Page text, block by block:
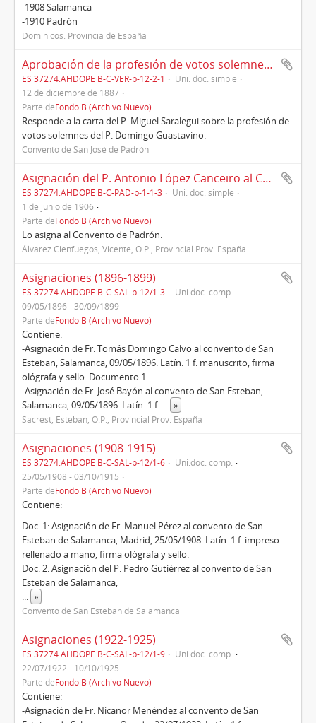
-1908 Salamanca
-1910 Padrón
Dominicos. Provincia de España
Aprobación de la profesión de votos solemnes del P. Domingo Guastavino, 12/12/1887
ES 37274.AHDOPE B-C-VER-b-12-2-1
Uni. doc. simple
12 de diciembre de 1887
Parte deFondo B (Archivo Nuevo)
Responde a la carta del P. Miguel Saralegui sobre la profesión de
votos solemnes del P. Domingo Guastavino.
Convento de San José de Padrón
Asignación del P. Antonio López Canceiro al Convento de San José de Padrón por el P. Provincial Vicente A. Cienfuegos (1906)
ES 37274.AHDOPE B-C-PAD-b-1-1-3
Uni. doc. simple
1 de junio de 1906
Parte deFondo B (Archivo Nuevo)
Lo asigna al Convento de Padrón.
Álvarez Cienfuegos, Vicente, O.P., Provincial Prov. España
Asignaciones (1896-1899)
ES 37274.AHDOPE B-C-SAL-b-12/1-3
Uni.doc. comp.
09/05/1896 - 30/09/1899
Parte deFondo B (Archivo Nuevo)
Contiene:
-Asignación de Fr. Tomás Domingo Calvo al convento de San
Esteban, Salamanca, 09/05/1896. Latín. 1 f. manuscrito, firma
ológrafa y sello. Documento 1.
-Asignación de Fr. José Bayón al convento de San Esteban,
Salamanca, 09/05/1896. Latín. 1 f. ... »
Sacrest, Esteban, O.P., Provincial Prov. España
Asignaciones (1908-1915)
ES 37274.AHDOPE B-C-SAL-b-12/1-6
Uni.doc. comp.
25/05/1908 - 03/10/1915
Parte deFondo B (Archivo Nuevo)
Contiene:
Doc. 1: Asignación de Fr. Manuel Pérez al convento de San
Esteban de Salamanca, Madrid, 25/05/1908. Latín. 1 f. impreso
rellenado a mano, firma ológrafa y sello.
Doc. 2: Asignación del P. Pedro Gutiérrez al convento de San
Esteban de Salamanca,
... »
Convento de San Esteban de Salamanca
Asignaciones (1922-1925)
ES 37274.AHDOPE B-C-SAL-b-12/1-9
Uni.doc. comp.
22/07/1922 - 10/10/1925
Parte deFondo B (Archivo Nuevo)
Contiene:
-Asignación de Fr. Nicanor Menéndez al convento de San